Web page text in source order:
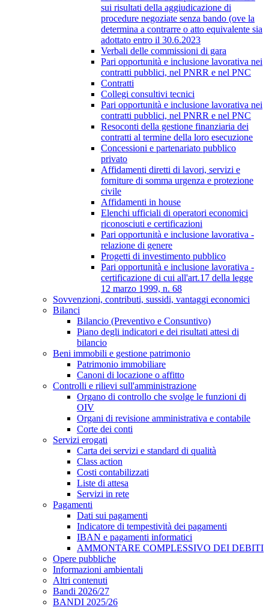
sui risultati della aggiudicazione di
procedure negoziate senza bando (ove la
determina a contrarre o atto equivalente sia
adottato entro il 30.6.2023
Verbali delle commissioni di gara
Pari opportunità e inclusione lavorativa nei
contratti pubblici, nel PNRR e nel PNC
Contratti
Collegi consultivi tecnici
Pari opportunità e inclusione lavorativa nei
contratti pubblici, nel PNRR e nel PNC
Resoconti della gestione finanziaria dei
contratti al termine della loro esecuzione
Concessioni e partenariato pubblico
privato
Affidamenti diretti di lavori, servizi e
forniture di somma urgenza e protezione
civile
Affidamenti in house
Elenchi ufficiali di operatori economici
riconosciuti e certificazioni
Pari opportunità e inclusione lavorativa -
relazione di genere
Progetti di investimento pubblico
Pari opportunità e inclusione lavorativa -
certificazione di cui all'art.17 della legge
12 marzo 1999, n. 68
Sovvenzioni, contributi, sussidi, vantaggi economici
Bilanci
Bilancio (Preventivo e Consuntivo)
Piano degli indicatori e dei risultati attesi di
bilancio
Beni immobili e gestione patrimonio
Patrimonio immobiliare
Canoni di locazione o affitto
Controlli e rilievi sull'amministrazione
Organo di controllo che svolge le funzioni di
OIV
Organi di revisione amministrativa e contabile
Corte dei conti
Servizi erogati
Carta dei servizi e standard di qualità
Class action
Costi contabilizzati
Liste di attesa
Servizi in rete
Pagamenti
Dati sui pagamenti
Indicatore di tempestività dei pagamenti
IBAN e pagamenti informatici
AMMONTARE COMPLESSIVO DEI DEBITI
Opere pubbliche
Informazioni ambientali
Altri contenuti
Bandi 2026/27
BANDI 2025/26